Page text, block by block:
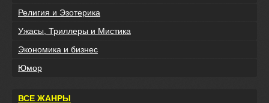
Религия и Эзотерика
Ужасы, Триллеры и Мистика
Экономика и бизнес
Юмор
ВСЕ ЖАНРЫ